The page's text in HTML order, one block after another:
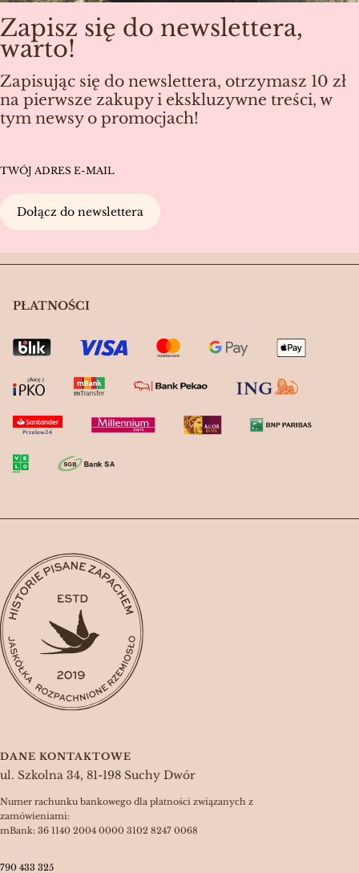
Zapisz się do newslettera,
warto!
Zapisując się do newslettera, otrzymasz 10 zł
na pierwsze zakupy i ekskluzywne treści, w
tym newsy o promocjach!
TWÓJ ADRES E-MAIL
Dołącz do newslettera
PŁATNOŚCI
DANE KONTAKTOWE
ul. Szkolna 34, 81-198 Suchy Dwór
Numer rachunku bankowego dla płatności związanych z
zamówieniami:
mBank: 36 1140 2004 0000 3102 8247 0068
790 433 325